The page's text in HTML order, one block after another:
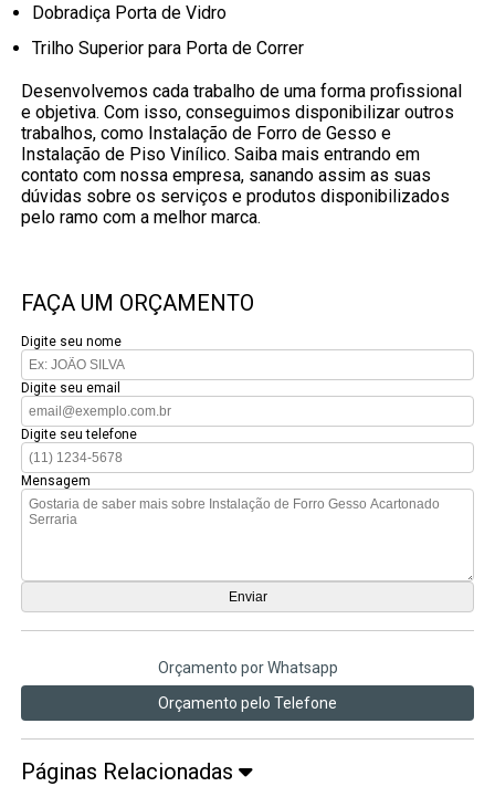
Dobradiça Porta de Vidro
Trilho Superior para Porta de Correr
Desenvolvemos cada trabalho de uma forma profissional
e objetiva. Com isso, conseguimos disponibilizar outros
trabalhos, como Instalação de Forro de Gesso e
Instalação de Piso Vinílico. Saiba mais entrando em
contato com nossa empresa, sanando assim as suas
dúvidas sobre os serviços e produtos disponibilizados
pelo ramo com a melhor marca.
FAÇA UM ORÇAMENTO
Digite seu nome
Digite seu email
Digite seu telefone
Mensagem
Orçamento por Whatsapp
Orçamento pelo Telefone
Páginas Relacionadas